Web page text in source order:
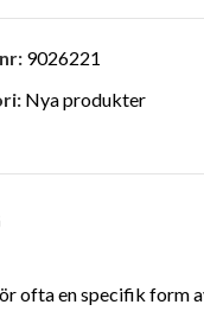
9026221
Nya produkter
en specifik form